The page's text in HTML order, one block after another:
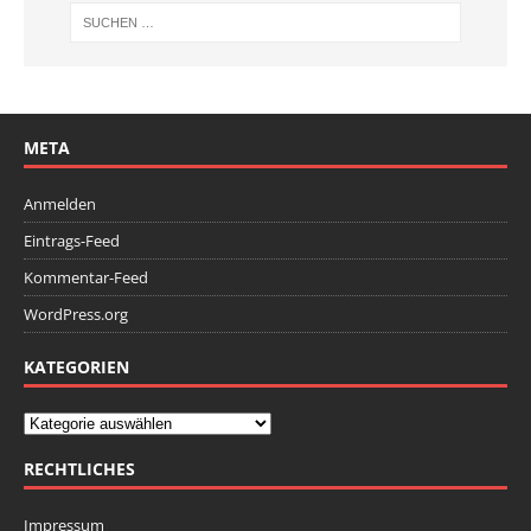
META
Anmelden
Eintrags-Feed
Kommentar-Feed
WordPress.org
KATEGORIEN
RECHTLICHES
Impressum